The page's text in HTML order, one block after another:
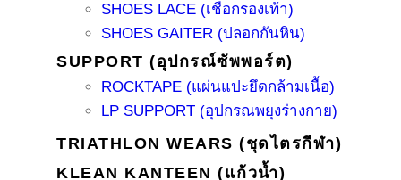
SHOES LACE (เชือกรองเท้า)
SHOES GAITER (ปลอกกันหิน)
SUPPORT (อุปกรณ์ซัพพอร์ต)
ROCKTAPE (แผ่นแปะยึดกล้ามเนื้อ)
LP SUPPORT (อุปกรณพยุงร่างกาย)
TRIATHLON WEARS (ชุดไตรกีฬา)
KLEAN KANTEEN (แก้วน้ำ)